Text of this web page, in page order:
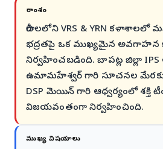
సారాంశం
చీరాలలోని VRS & YRN కళాశాలలో
భద్రతపై ఒక ముఖ్యమైన అవగాహన
నిర్వహించబడింది. బాపట్ల జిల్లా
ఉమామహేశ్వర్ గారి సూచనల
DSP మెయిన్ గారి ఆధ్వర్యంలో శక్తి
విజయవంతంగా నిర్వహించింది.
ముఖ్య విషయాలు